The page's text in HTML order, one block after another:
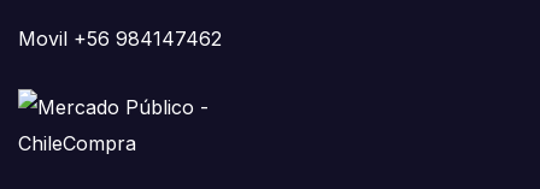
Movil +56 984147462